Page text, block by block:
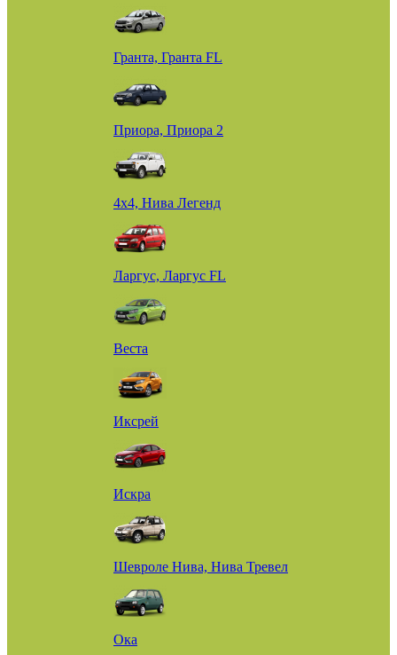
Гранта, Гранта FL
Приора, Приора 2
4х4, Нива Легенд
Ларгус, Ларгус FL
Веста
Иксрей
Искра
Шевроле Нива, Нива Тревел
Ока